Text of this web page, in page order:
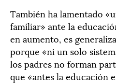
También ha lamentado
familiar» ante la
en aumento, es
porque «ni un solo
los padres no forman
que «antes la educación